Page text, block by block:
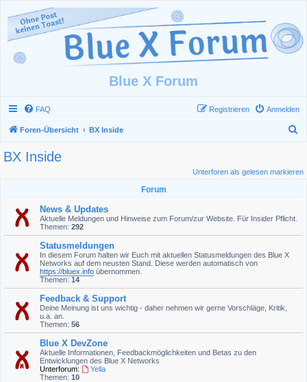
Blue X Forum
FAQ Anmelden
Registrieren
Foren-Übersicht BX Inside
BX Inside
Unterforen als gelesen markieren
Forum
News & Updates
Aktuelle Meldungen und Hinweise zum Forum/zur Website. Für Insider Pflicht.
Themen: 292
Statusmeldungen
In diesem Forum halten wir Euch mit aktuellen Statusmeldungen des Blue X
Networks auf dem neusten Stand. Diese werden automatisch von
https://bluex.info übernommen.
Themen: 14
Feedback & Support
Deine Meinung ist uns wichtig - daher nehmen wir gerne Vorschläge, Kritik,
u.a. an.
Themen: 56
Blue X DevZone
Aktuelle Informationen, Feedbackmöglichkeiten und Betas zu den
Entwicklungen des Blue X Networks
Unterforum:
Yella
Themen: 10